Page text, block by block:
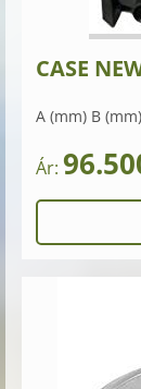
CASE
A (mm) B
Ár: